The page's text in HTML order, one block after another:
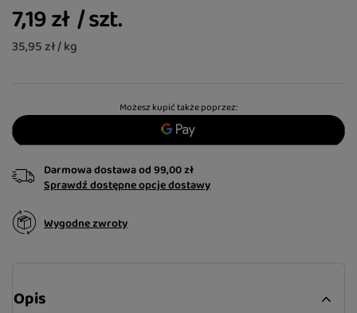
7,19 zł /szt.
35,95 zł / kg
Możesz kupić także poprzez:
Darmowa dostawaod99,00 zł
Sprawdź dostępne opcje dostawy
Wygodne zwroty
Opis